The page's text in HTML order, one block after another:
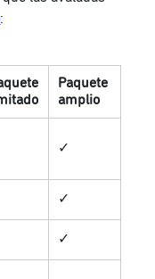
:
Paquete
amplio
✓
✓
✓